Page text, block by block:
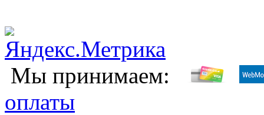
Мы принимаем:
оплаты